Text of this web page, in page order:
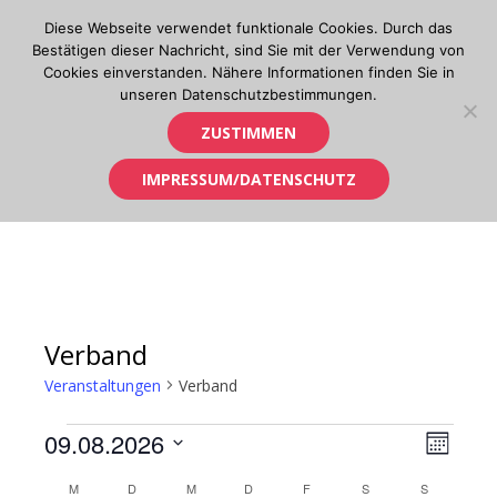
content
Orientierungslauf in Tirol
Verband
Veranstaltungen Verband
Veranstaltungen MONAT
09.08.2026
M MONTAGDDIENSTAG
MMITTWOCH
D DONNERSTAG
F FREITAGSSAMSTAG
SSONNTAG
Diese Webseite verwendet funktionale Cookies. Durch das
Bestätigen dieser Nachricht, sind Sie mit der Verwendung von
Cookies einverstanden. Nähere Informationen finden Sie in
unseren Datenschutzbestimmungen.
ZUSTIMMEN
IMPRESSUM/DATENSCHUTZ